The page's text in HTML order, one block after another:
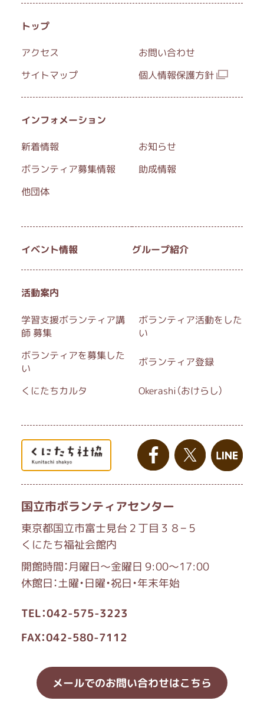
トップ
アクセス
お問い合わせ
サイトマップ
個人情報保護方針
インフォメーション
新着情報
お知らせ
ボランティア募集情報
助成情報
他団体
イベント情報 グループ紹介
活動案内
学習支援ボランティア講
師 募集
ボランティア活動をした
い
ボランティアを募集した
い
ボランティア登録
くにたちカルタ Okerashi（おけらし）
国立市ボランティアセンター
東京都国立市富士見台２丁目３８−５
くにたち福祉会館内
開館時間：月曜日～金曜日 9:00～17:00
休館日：土曜・日曜・祝日・年末年始
TEL：042-575-3223
FAX：042-580-7112
メールでのお問い合わせはこちら